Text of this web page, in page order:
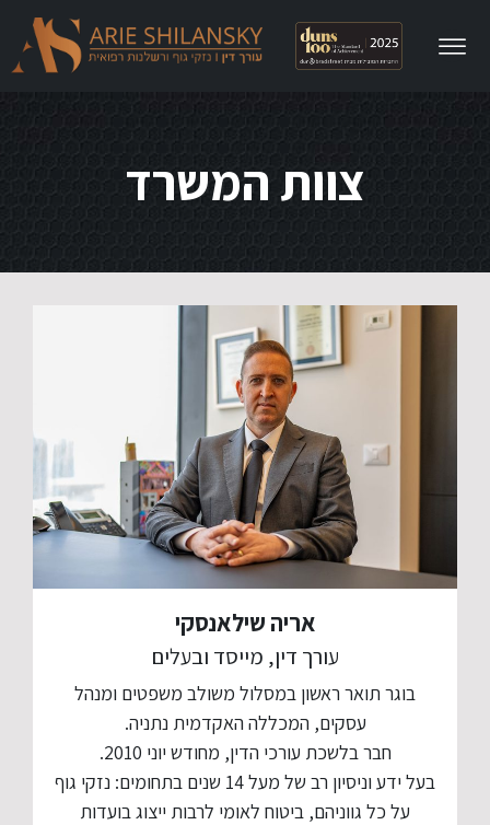
צוות המשרד
אריה שילאנסקי
עורך דין, מייסד ובעלים
בוגר תואר ראשון במסלול משולב משפטים ומנהל
עסקים, המכללה האקדמית נתניה.
חבר בלשכת עורכי הדין, מחודש יוני 2010.
בעל ידע וניסיון רב של מעל 14 שנים בתחומים: נזקי גוף
על כל גווניהם, ביטוח לאומי לרבות ייצוג בועדות